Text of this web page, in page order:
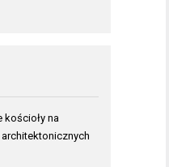
kościoły na